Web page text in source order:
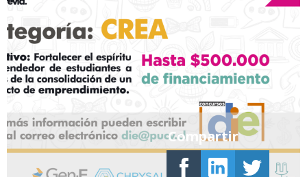
Compartir